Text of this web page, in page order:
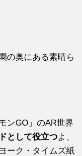
の奥にある素晴ら
ンGO」のAR世界
として役立つよ、
ーク・タイムズ紙